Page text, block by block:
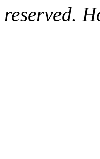
reserved.